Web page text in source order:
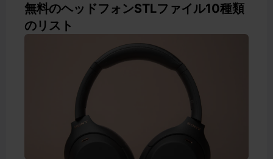
無料のヘッドフォンSTLファイル10種類
のリスト